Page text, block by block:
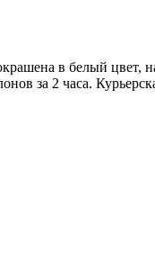
в белый цвет,
за 2 часа.